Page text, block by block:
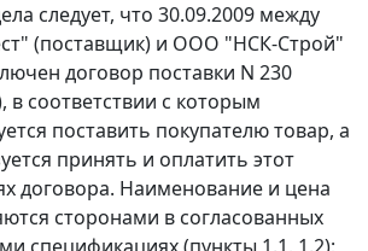
следует, что 30.09.2009 между
(поставщик) и ООО "НСК-Строй"
договор поставки N 230
в соответствии с которым
поставить покупателю товар, а
принять и оплатить этот
договора. Наименование и цена
сторонами в согласованных